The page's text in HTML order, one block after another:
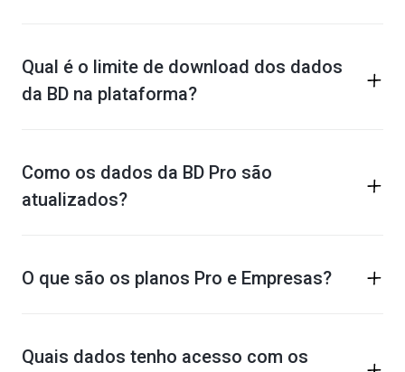
Qual é o limite de download dos dados
da BD na plataforma?
Como os dados da BD Pro são
atualizados?
O que são os planos Pro e Empresas?
Quais dados tenho acesso com os